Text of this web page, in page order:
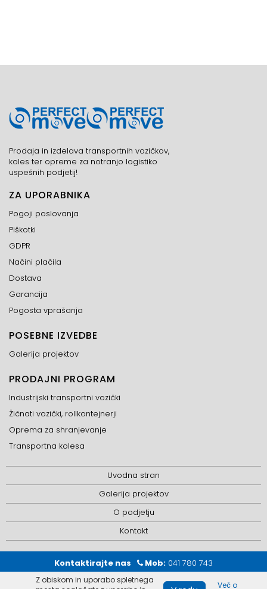
Prodaja in izdelava transportnih vozičkov,
koles ter opreme za notranjo logistiko
uspešnih podjetij!
ZA UPORABNIKA
Pogoji poslovanja
Piškotki
GDPR
Načini plačila
Dostava
Garancija
Pogosta vprašanja
POSEBNE IZVEDBE
Galerija projektov
PRODAJNI PROGRAM
Industrijski transportni vozički
Žičnati vozički, rollkontejnerji
Oprema za shranjevanje
Transportna kolesa
Uvodna stran
Galerija projektov
O podjetju
Kontakt
Kontaktirajte nas Mob: 041 780 743
Email:info@perfect-move.eu
Z obiskom in uporabo spletnega
Več o